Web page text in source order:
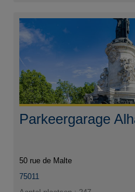
Parkeergarage
50 rue de Malte
75011